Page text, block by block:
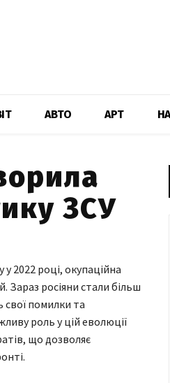
АВТО АРТ
ЗСУ
2022 році, окупаційна
Зараз росіяни стали більш
свої помилки та
роль у цій еволюції
що дозволяє